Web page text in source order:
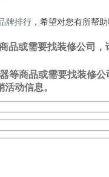
牌排行 ，希望对您有所帮
品或需要找装修公司
等商品或需要找装修
动信息。